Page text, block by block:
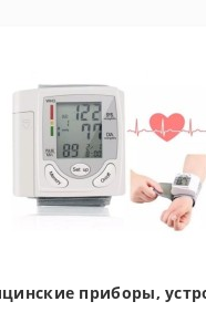
приборы,